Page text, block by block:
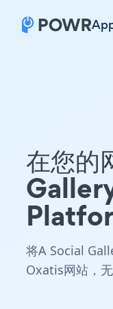
在您的
将A Social
Oxatis网站，无